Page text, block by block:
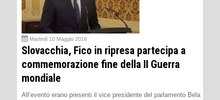
Martedì 10 Maggio 2016
Slovacchia, Fico in ripresa partecipa a
commemorazione fine della II Guerra
mondiale
All’evento erano presenti il vice presidente del parlamento Bela